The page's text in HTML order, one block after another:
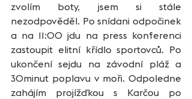
zvolím boty, jsem si stále
nezodpověděl. Po snídani odpočinek
a na 11:00 jdu na press konferenci
zastoupit elitní křídlo sportovců. Po
ukončení sejdu na závodní pláž a
30minut poplavu v moři. Odpoledne
zahájím projížďkou s Karčou po